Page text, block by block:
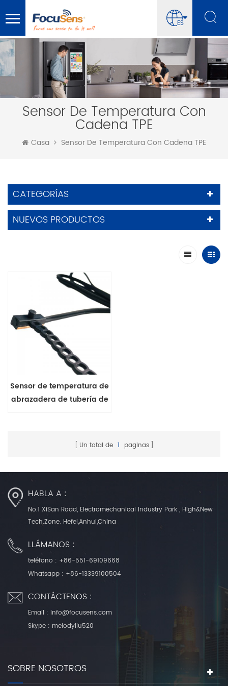
ES
Sensor De Temperatura Con
Cadena TPE
Casa Sensor De Temperatura Con Cadena TPE
CATEGORÍAS
NUEVOS PRODUCTOS
Sensor de temperatura de
abrazadera de tubería de
Un total de 1 paginas
HABLA A :
No.1 XiSan Road, Electromechanical Industry Park , High&New
Tech.Zone. Hefei,Anhui,China
LLÁMANOS :
teléfono : +86-551-69109668
Whatsapp : +86-13339100504
CONTÁCTENOS :
Email : info@focusens.com
Skype : melodyliu520
SOBRE NOSOTROS